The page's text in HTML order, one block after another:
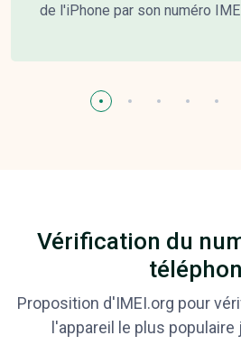
de l'iPhone par son numéro
Vérification du
Proposition d'IMEI.org pour
l'appareil le plus